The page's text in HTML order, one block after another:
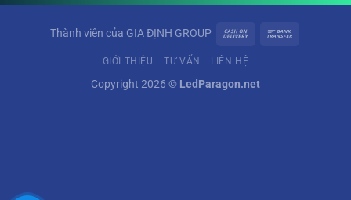
Thành viên của GIA ĐỊNH GROUP
GIỚI THIỆU TƯ VẤN LIÊN HỆ
Copyright 2026 © LedParagon.net